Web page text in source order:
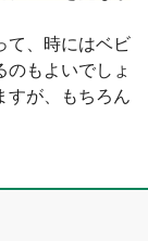
て、時にはベビ
のもよいでしょ
すが、もちろん